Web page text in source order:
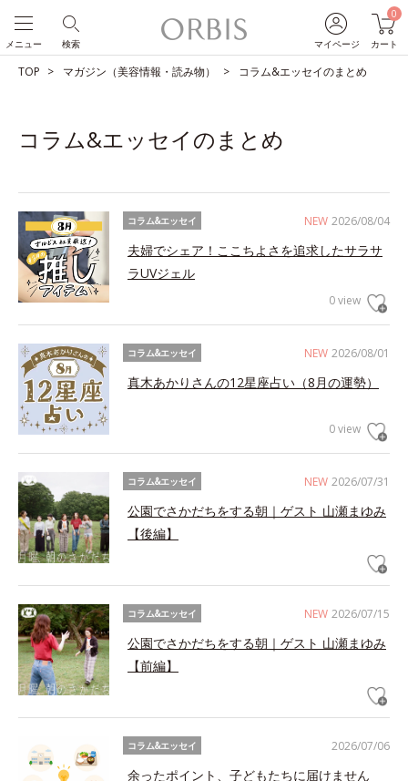
マイページ
0
カート
検索
メニュー
TOP マガジン（美容情報・読み物） コラム&エッセイのまとめ
コラム&エッセイのまとめ
NEW 2026/08/04
コラム&エッセイ
夫婦でシェア！ここちよさを追求したサラサ
ラUVジェル
0 view
NEW 2026/08/01
コラム&エッセイ
真木あかりさんの12星座占い（8月の運勢）
0 view
NEW 2026/07/31
コラム&エッセイ
公園でさかだちをする朝｜ゲスト 山瀬まゆみ
【後編】
NEW 2026/07/15
コラム&エッセイ
公園でさかだちをする朝｜ゲスト 山瀬まゆみ
【前編】
2026/07/06
コラム&エッセイ
余ったポイント、子どもたちに届けません